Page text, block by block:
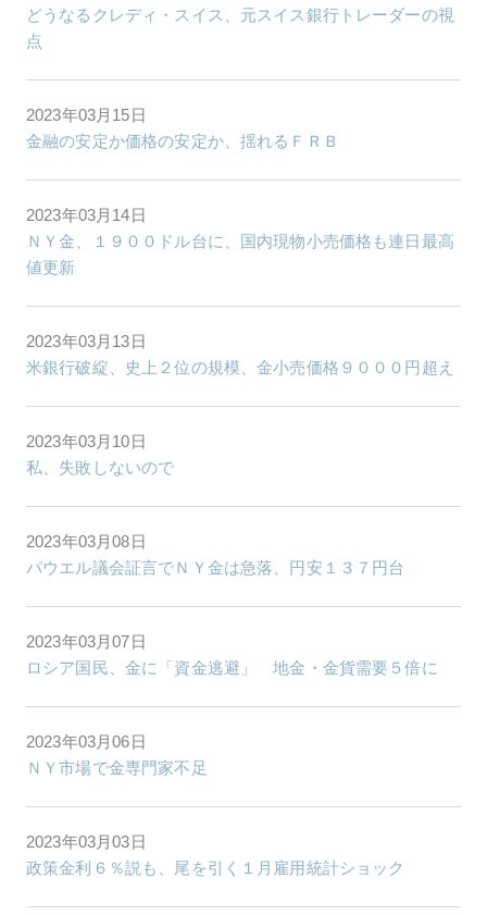
どうなるクレディ・スイス、元スイス銀行トレーダーの視
点
2023年03月15日
金融の安定か価格の安定か、揺れるＦＲＢ
2023年03月14日
ＮＹ金、１９００ドル台に、国内現物小売価格も連日最高
値更新
2023年03月13日
米銀行破綻、史上２位の規模、金小売価格９０００円超え
2023年03月10日
私、失敗しないので
2023年03月08日
パウエル議会証言でＮＹ金は急落、円安１３７円台
2023年03月07日
ロシア国民、金に「資金逃避」 地金・金貨需要５倍に
2023年03月06日
ＮＹ市場で金専門家不足
2023年03月03日
政策金利６％説も、尾を引く１月雇用統計ショック